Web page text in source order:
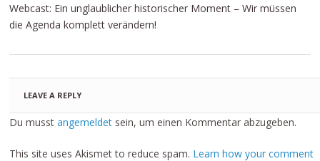
Webcast: Ein unglaublicher historischer Moment – Wir müssen
die Agenda komplett verändern!
LEAVE A REPLY
Du musstangemeldet sein, um einen Kommentar abzugeben.
This site uses Akismet to reduce spam. Learn how your comment